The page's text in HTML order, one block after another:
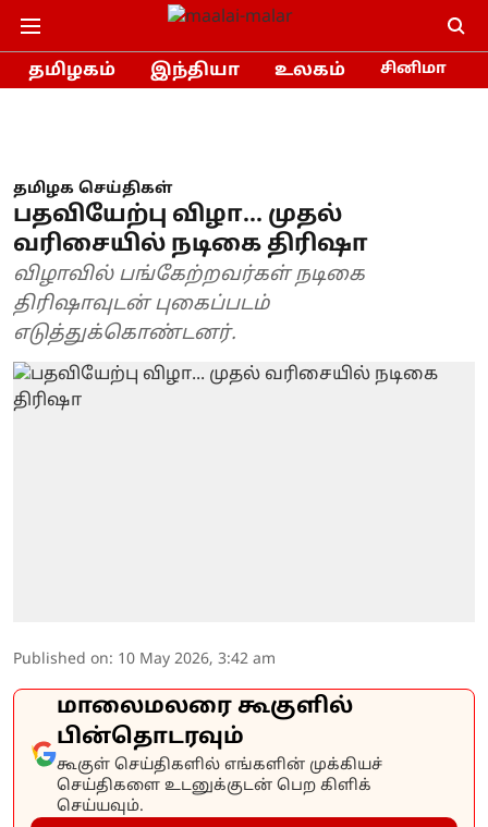
தமிழகம் இந்தியா உலகம் சினிமா
தமிழக செய்திகள்
பதவியேற்பு விழா... முதல்
வரிசையில் நடிகை திரிஷா
விழாவில் பங்கேற்றவர்கள் நடிகை
திரிஷாவுடன் புகைப்படம்
எடுத்துக்கொண்டனர்.
Published on: 10 May 2026, 3:42 am
மாலைமலரை கூகுளில்
பின்தொடரவும்
கூகுள் செய்திகளில் எங்களின் முக்கியச்
செய்திகளை உடனுக்குடன் பெற கிளிக்
செய்யவும்.